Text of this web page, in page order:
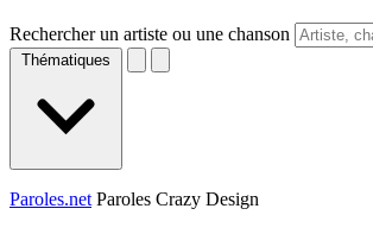
Rechercher un artiste ou une chanson
Thématiques
Paroles.net Paroles Crazy Design